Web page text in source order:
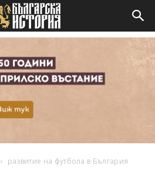
развитие на футбола в България